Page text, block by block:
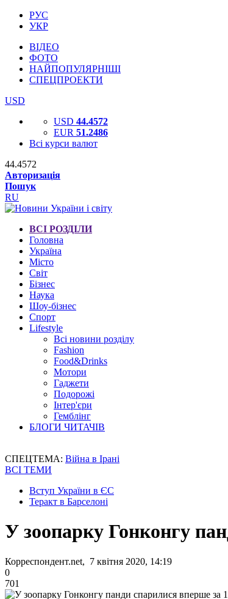
РУС
УКР
ВІДЕО
ФОТО
НАЙПОПУЛЯРНІШІ
СПЕЦПРОЕКТИ
USD
USD 44.4572
EUR 51.2486
Всі курси валют
44.4572
Авторизація
Пошук
RU
ВСІ РОЗДІЛИ
Головна
Україна
Місто
Світ
Бізнес
Наука
Шоу-бізнес
Спорт
Lifestyle
Всі новини розділу
Fashion
Food&Drinks
Мотори
Гаджети
Подорожі
Інтер'єри
Гемблінг
БЛОГИ ЧИТАЧІВ
СПЕЦТЕМА: Війна в Ірані
ВСІ ТЕМИ
Вступ України в ЄС
Теракт в Барселоні
У зоопарку Гонконгу
Корреспондент.net, 7 квітня 2020, 14:19
0
701